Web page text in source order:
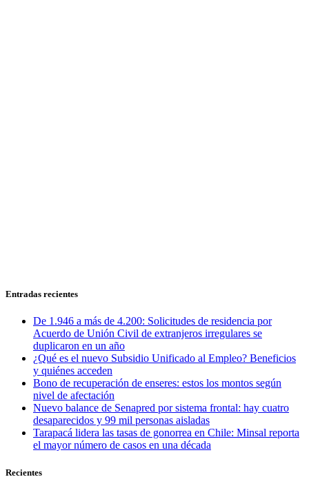
Entradas recientes
De 1.946 a más de 4.200: Solicitudes de residencia por
Acuerdo de Unión Civil de extranjeros irregulares se
duplicaron en un año
¿Qué es el nuevo Subsidio Unificado al Empleo? Beneficios
y quiénes acceden
Bono de recuperación de enseres: estos los montos según
nivel de afectación
Nuevo balance de Senapred por sistema frontal: hay cuatro
desaparecidos y 99 mil personas aisladas
Tarapacá lidera las tasas de gonorrea en Chile: Minsal reporta
el mayor número de casos en una década
Recientes